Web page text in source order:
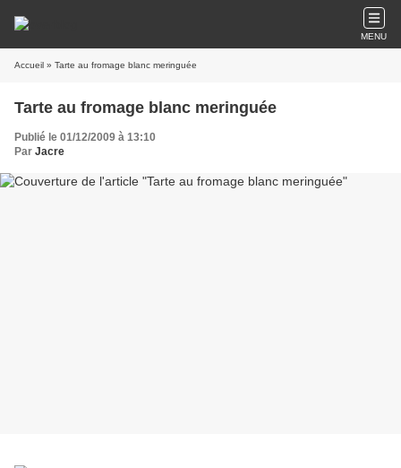
MENU
Accueil » Tarte au fromage blanc meringuée
Tarte au fromage blanc meringuée
Publié le 01/12/2009 à 13:10
Par Jacre